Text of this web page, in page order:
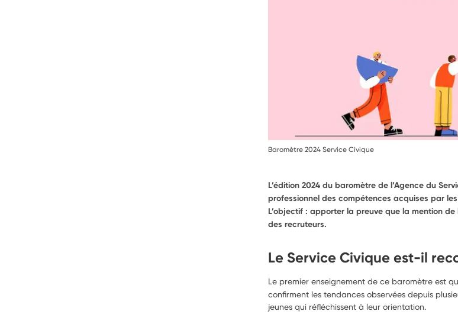
Baromètre 2024 Service Civique
L’édition 2024 du baromètre de l’Agence du
professionnel des compétences acquises par
L’objectif : apporter la preuve que la mention
des recruteurs.
Le Service Civique est-il
Le premier enseignement de ce baromètre est
confirment les tendances observées depuis
jeunes qui réfléchissent à leur orientation.